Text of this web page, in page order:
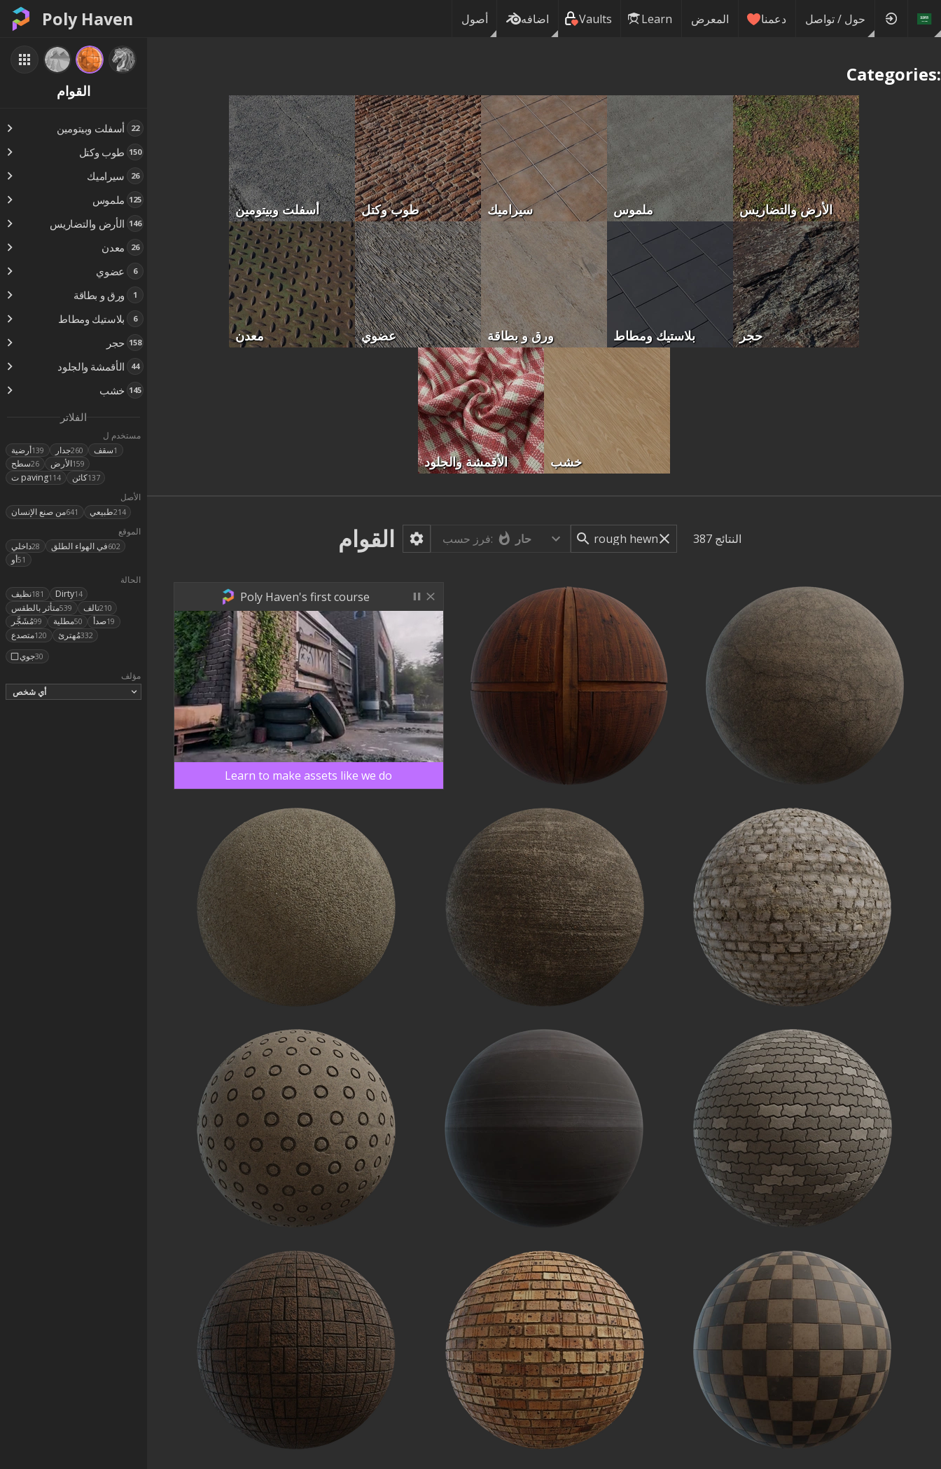
Poly Haven أصول اضافه Vaults Learn المعرض دعمنا حول / تواصل
القوام
أسفلت وبيتومين 22
طوب وكتل 150
سيراميك 26
ملموس 125
الأرض والتضاريس 146
معدن 26
عضوي 6
ورق و بطاقة 1
بلاستيك ومطاط 6
حجر 158
الأقمشة والجلود 44
خشب 145
الفلاتر
مستخدم ل
أرضية139 جدار260 سقف1
سطح26 الأرض159
ت paving114 كائن137
الأصل
من صنع الإنسان641 طبيعي214
الموقع
داخلي28 في الهواء الطلق602
أو51
الحالة
نظيف181 Dirty14
متأثر بالطقس539 تالف210
مُشَجَّر99 مطلية50 صدأ19
متصدع120 مُهترئ332
جوي30
مؤلف
أي شخص
Categories:
أسفلت وبيتومين طوب وكتل سيراميك ملموس الأرض والتضاريس
معدن عضوي ورق و بطاقة بلاستيك ومطاط حجر
الأقمشة والجلود خشب
القوام فرز حسب: حار 387 النتائج
Poly Haven's first course
Learn to make assets like we do